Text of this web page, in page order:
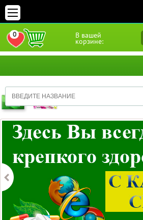
В вашей
корзине:
0
ПЕРЕЙТИ В ИЗБРАННОЕ